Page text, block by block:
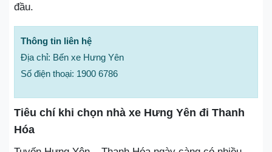
đầu.
Thông tin liên hệ
Địa chỉ: Bến xe Hưng Yên
Số điện thoại: 1900 6786
Tiêu chí khi chọn nhà xe Hưng Yên đi Thanh
Hóa